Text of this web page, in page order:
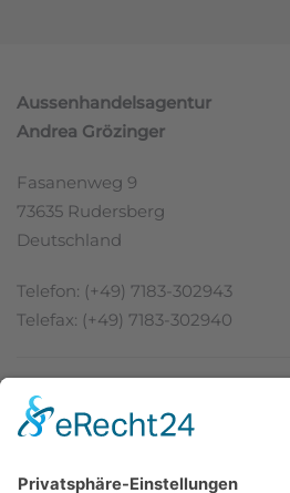
Aussenhandelsagentur
Andrea Grözinger
Fasanenweg 9
73635 Rudersberg
Deutschland
Telefon: (+49) 7183-302943
Telefax: (+49) 7183-302940
Dienstleistungen
Neugewinnung /